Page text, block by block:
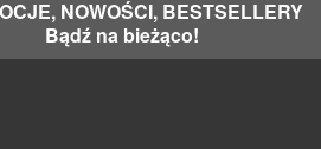
NOWOŚCI, BESTSELLERY
Bądź na bieżąco!